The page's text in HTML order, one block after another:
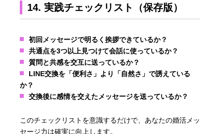
14. 実践チェックリスト（保存版）
初回メッセージで明るく挨拶できているか？
共通点を3つ以上見つけて会話に使っているか？
質問と共感を交互に送っているか？
LINE交換を「便利さ」より「自然さ」で誘えている
か？
交換後に感情を交えたメッセージを送っているか？
このチェックリストを意識するだけで、あなたの婚活メッ
セージ力は確実に向上します。